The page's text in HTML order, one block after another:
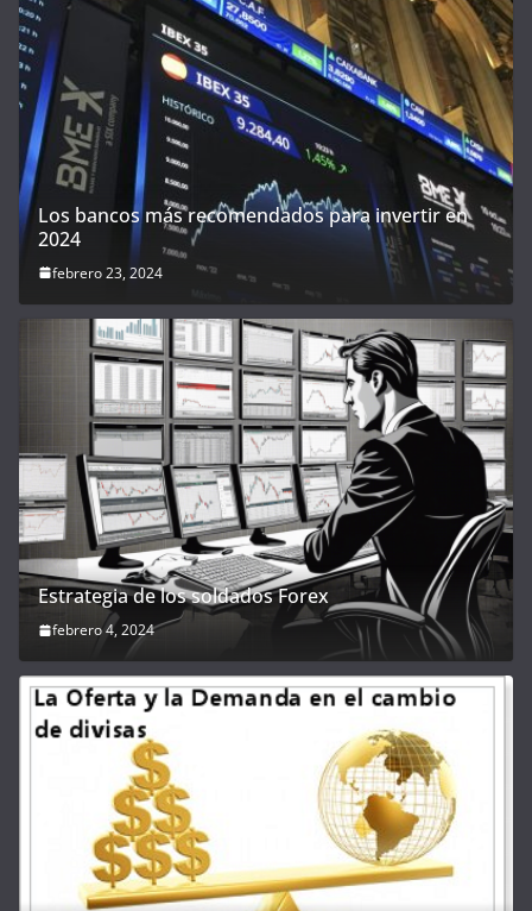
Los bancos más recomendados para invertir en
2024
febrero 23, 2024
Estrategia de los soldados Forex
febrero 4, 2024